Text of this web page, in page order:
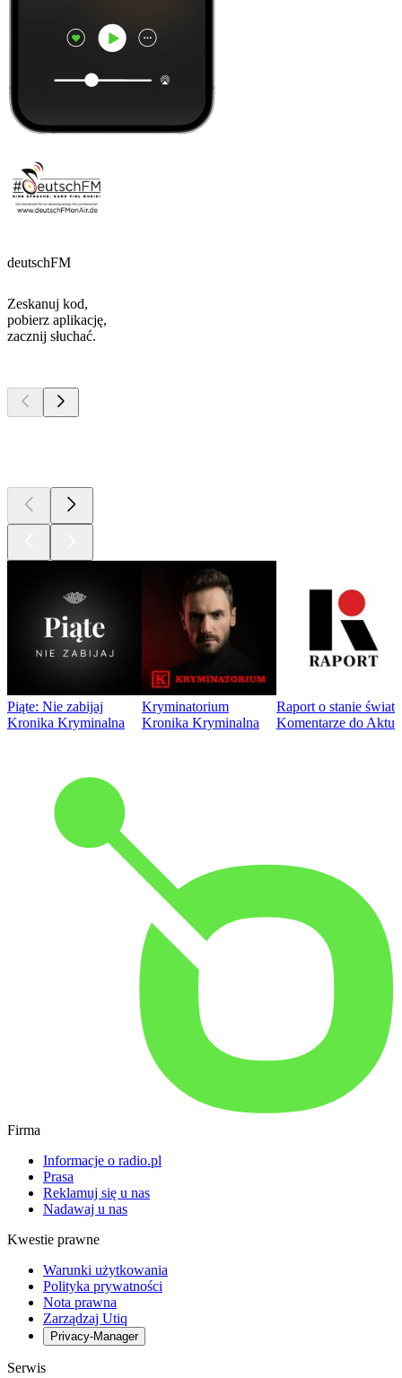
deutschFM
Zeskanuj kod,
pobierz aplikację,
zacznij słuchać.
Piąte: Nie zabijaj
Kronika Kryminalna
Kryminatorium
Kronika Kryminalna
Raport o stanie
Komentarze do
Firma
Informacje o radio.pl
Prasa
Reklamuj się u nas
Nadawaj u nas
Kwestie prawne
Warunki użytkowania
Polityka prywatności
Nota prawna
Zarządzaj Utiq
Privacy-Manager
Serwis